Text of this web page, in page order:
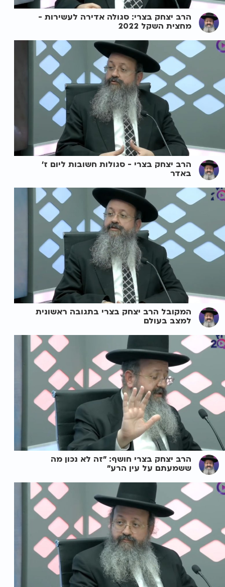
הרב יצחק בצרי: סגולה אדירה לעשירות -
מחצית השקל 2022
הרב יצחק בצרי - סגולות חשובות ליום ז'
באדר
המקובל הרב יצחק בצרי בתגובה ראשונית
למצב בעולם
הרב יצחק בצרי חושף: "זה לא נכון מה
ששמעתם על עין הרע"